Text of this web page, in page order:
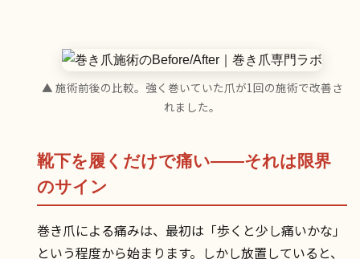
▲ 施術前後の比較。強く巻いていた爪が1回の施術で改善さ
れました。
靴下を履くだけで痛い——それは限界
のサイン
巻き爪による痛みは、最初は「歩くと少し痛いかな」
という程度から始まります。しかし放置していると、